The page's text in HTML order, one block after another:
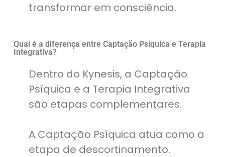
transformar em consciência.
Qual é a diferença entre Captação Psíquica e Terapia
Integrativa?
Dentro do Kynesis, a Captação
Psíquica e a Terapia Integrativa
são etapas complementares.
A Captação Psíquica atua como a
etapa de descortinamento.